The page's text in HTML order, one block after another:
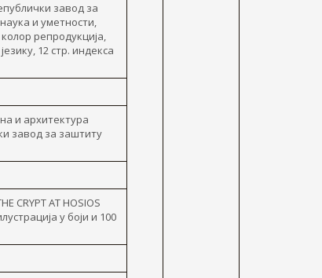
завод за
и уметности,
репродукција,
12 стр. индекса
и архитектура
завод за заштиту
CRYPT AT HOSIOS
y боји и 100